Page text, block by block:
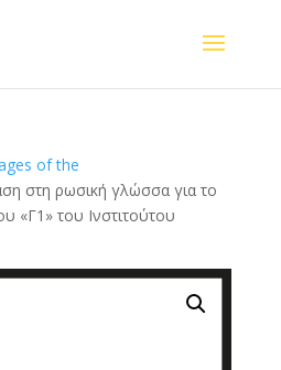
of the
στη ρωσική γλώσσα για το
«Γ1» του Ινστιτούτου